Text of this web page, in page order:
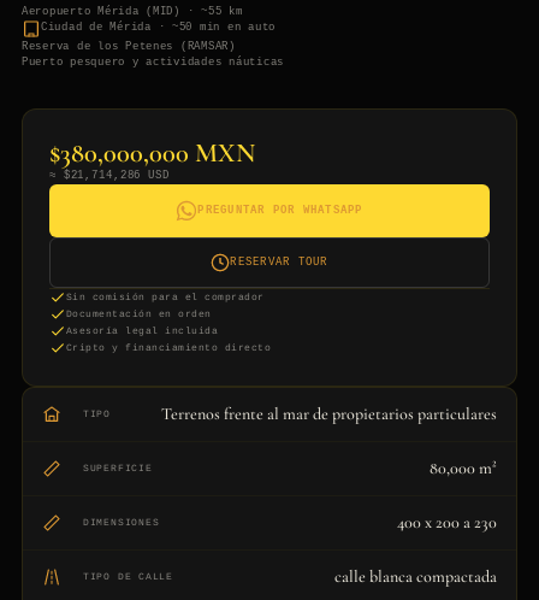
Aeropuerto Mérida (MID) · ~55 km
Ciudad de Mérida · ~50 min en auto
Reserva de los Petenes (RAMSAR)
Puerto pesquero y actividades náuticas
$380,000,000 MXN
≈ $21,714,286 USD
PREGUNTAR POR WHATSAPP
RESERVAR TOUR
Sin comisión para el comprador
Documentación en orden
Asesoría legal incluida
Cripto y financiamiento directo
TIPO Terrenos frente al mar de propietarios particulares
SUPERFICIE 80,000 m²
DIMENSIONES 400 x 200 a 230
TIPO DE CALLE calle blanca compactada